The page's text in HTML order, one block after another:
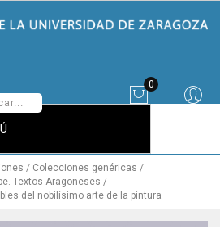
0
Colecciones genéricas
Textos Aragoneses
del nobilísimo arte de la pintura